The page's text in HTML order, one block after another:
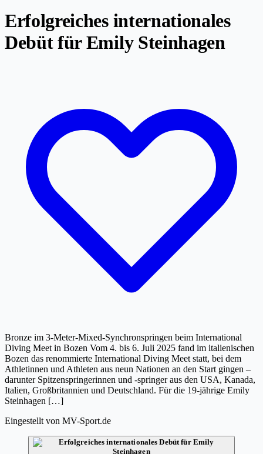
Erfolgreiches internationales
Debüt für Emily Steinhagen
Bronze im 3-Meter-Mixed-Synchronspringen beim International
Diving Meet in Bozen Vom 4. bis 6. Juli 2025 fand im italienischen
Bozen das renommierte International Diving Meet statt, bei dem
Athletinnen und Athleten aus neun Nationen an den Start gingen –
darunter Spitzenspringerinnen und -springer aus den USA, Kanada,
Italien, Großbritannien und Deutschland. Für die 19-jährige Emily
Steinhagen […]
Eingestellt von MV-Sport.de